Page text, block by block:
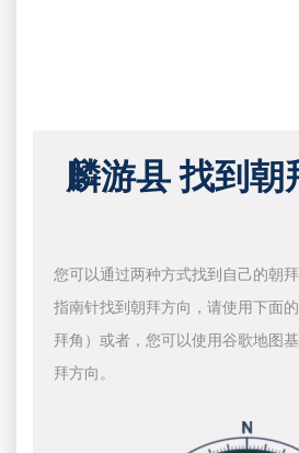
麟游县 找到朝
您可以通过两种方式找到自己的朝
指南针找到朝拜方向，请使用下面
拜角）或者，您可以使用谷歌地图
拜方向。